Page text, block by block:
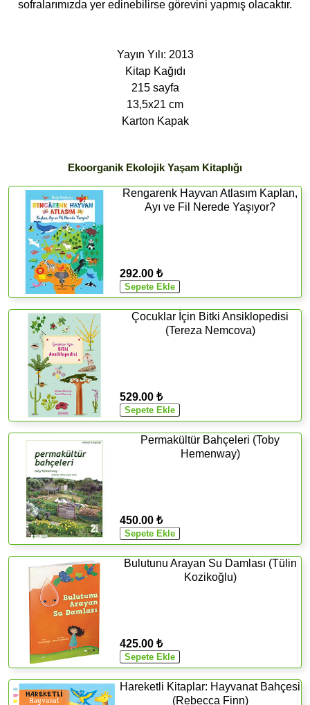
sofralarımızda yer edinebilirse görevini yapmış olacaktır.
Yayın Yılı: 2013
Kitap Kağıdı
215 sayfa
13,5x21 cm
Karton Kapak
Ekoorganik Ekolojik Yaşam Kitaplığı
Rengarenk Hayvan Atlasım Kaplan,
Ayı ve Fil Nerede Yaşıyor?
292.00 ₺
Çocuklar İçin Bitki Ansiklopedisi
(Tereza Nemcova)
529.00 ₺
Permakültür Bahçeleri (Toby
Hemenway)
450.00 ₺
Bulutunu Arayan Su Damlası (Tülin
Kozikoğlu)
425.00 ₺
Hareketli Kitaplar: Hayvanat Bahçesi
(Rebecca Finn)